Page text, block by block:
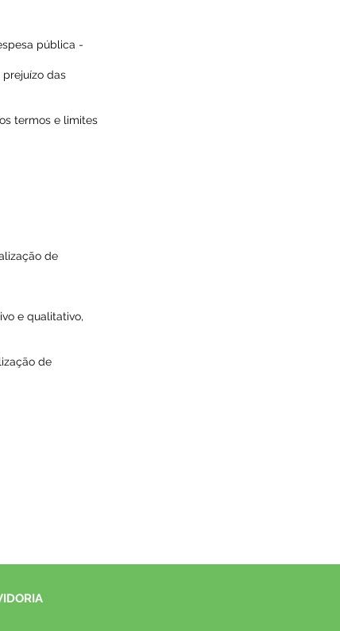
pública -
das
termos e limites
de
e qualitativo,
de